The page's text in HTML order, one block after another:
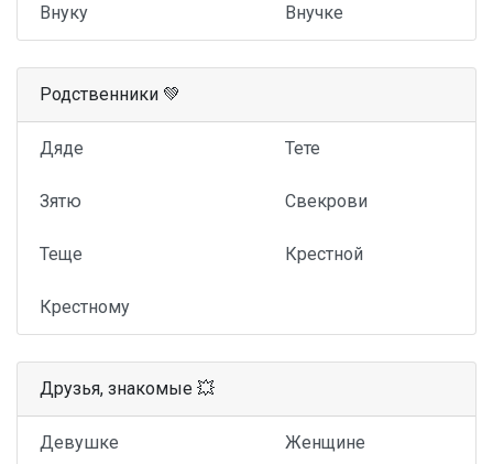
Внуку Внучке
Родственники 💚
Дяде Тете
Зятю Свекрови
Теще Крестной
Крестному
Друзья, знакомые 💥
Девушке Женщине